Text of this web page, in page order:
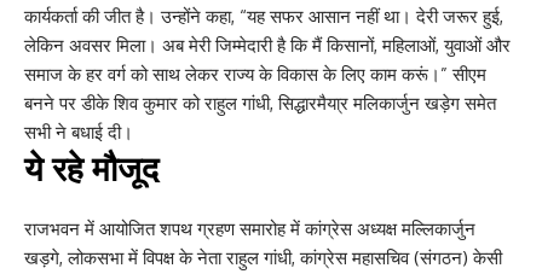
कार्यकर्ता की जीत है। उन्होंने कहा, “यह सफर आसान नहीं था। देरी जरूर हुई,
लेकिन अवसर मिला। अब मेरी जिम्मेदारी है कि मैं किसानों, महिलाओं, युवाओं और
समाज के हर वर्ग को साथ लेकर राज्य के विकास के लिए काम करूं।” सीएम
बनने पर डीके शिव कुमार को राहुल गांधी, सिद्धारमैया्र मलिकार्जुन खड़ेग समेत
सभी ने बधाई दी।
ये रहे मौजूद
राजभवन में आयोजित शपथ ग्रहण समारोह में कांग्रेस अध्यक्ष मल्लिकार्जुन
खड़गे, लोकसभा में विपक्ष के नेता राहुल गांधी, कांग्रेस महासचिव (संगठन) केसी